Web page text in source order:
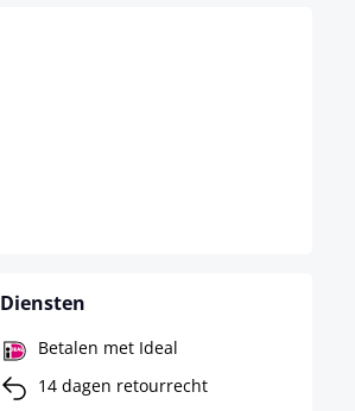
Diensten
Betalen met Ideal
14 dagen retourrecht